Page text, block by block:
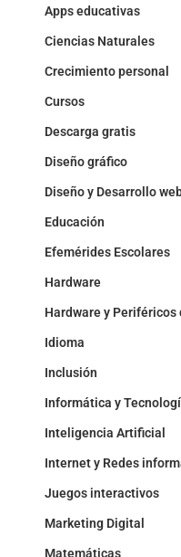
Apps educativas
Ciencias Naturales
Crecimiento personal
Cursos
Descarga gratis
Diseño gráfico
Diseño y Desarrollo
Educación
Efemérides Escolares
Hardware
Hardware y Periféricos
Idioma
Inclusión
Informática y
Inteligencia Artificial
Internet y Redes
Juegos interactivos
Marketing Digital
Matemáticas